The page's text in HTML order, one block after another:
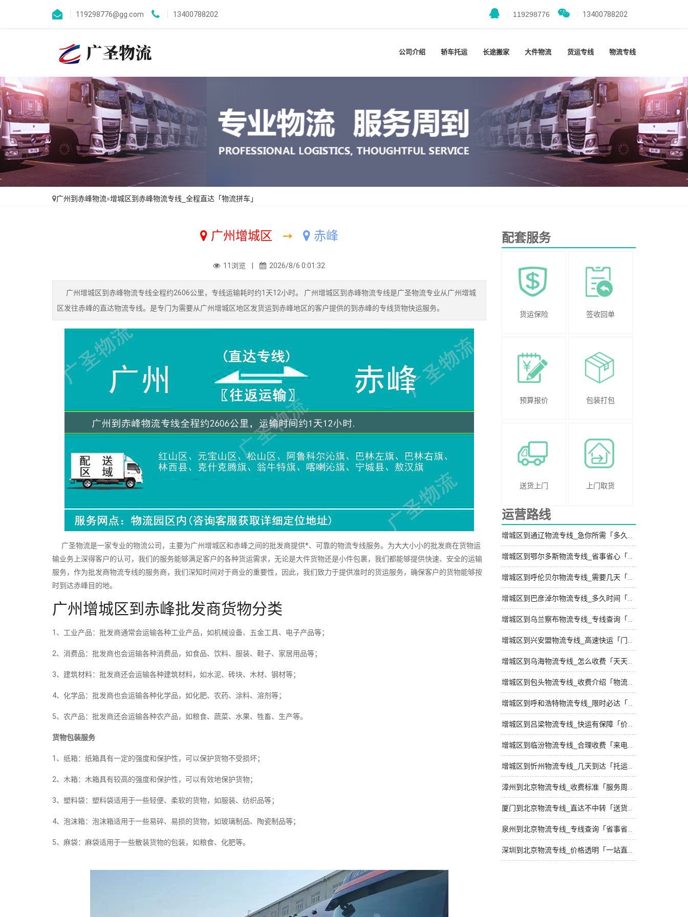
119298776@gg.com 13400788202 119298776 13400788202
公司介绍 轿车托运 长途搬家 大件物流 货运专线 物流专线
广州到赤峰物流»增城区到赤峰物流专线_全程直达「物流拼车」
广州增城区 ➙ 赤峰
11浏览 | 2026/8/6 0:01:32
广州增城区到赤峰物流专线全程约2606公里，专线运输耗时约1天12小时。 广州增城区到赤峰物流专线是广圣物流专业从广州增城
区发往赤峰的直达物流专线。是专门为需要从广州增城区地区发货运到赤峰地区的客户提供的到赤峰的专线货物快运服务。
广圣物流是一家专业的物流公司，主要为广州增城区和赤峰之间的批发商提供*、可靠的物流专线服务。为大大小小的批发商在货物运
输业务上深得客户的认可，我们的服务能够满足客户的各种货运需求，无论是大件货物还是小件包裹，我们都能够提供快速、安全的运输
服务，作为批发商物流专线的服务商，我们深知时间对于商业的重要性，因此，我们致力于提供准时的货运服务，确保客户的货物能够按
时到达赤峰目的地。
广州增城区到赤峰批发商货物分类
1、工业产品：批发商通常会运输各种工业产品，如机械设备、五金工具、电子产品等；
2、消费品：批发商也会运输各种消费品，如食品、饮料、服装、鞋子、家居用品等；
3、建筑材料：批发商还会运输各种建筑材料，如水泥、砖块、木材、钢材等；
4、化学品：批发商也会运输各种化学品，如化肥、农药、涂料、溶剂等；
5、农产品：批发商还会运输各种农产品，如粮食、蔬菜、水果、牲畜、生产等。
货物包装服务
1、纸箱：纸箱具有一定的强度和保护性，可以保护货物不受损坏；
2、木箱：木箱具有较高的强度和保护性，可以有效地保护货物；
3、塑料袋：塑料袋适用于一些轻便、柔软的货物，如服装、纺织品等；
4、泡沫箱：泡沫箱适用于一些易碎、易损的货物，如玻璃制品、陶瓷制品等；
5、麻袋：麻袋适用于一些散装货物的包装，如粮食、化肥等。
配套服务
货运保险 签收回单
预算报价 包装打包
送货上门 上门取货
运营路线
增城区到通辽物流专线_急你所需「多久时间」
增城区到鄂尔多斯物流专线_省事省心「运费多少」
增城区到呼伦贝尔物流专线_需要几天「诚信经营」
增城区到巴彦淖尔物流专线_多久时间「全境派送」
增城区到乌兰察布物流专线_专线查询「专业调车」
增城区到兴安盟物流专线_高速快运「门到门配送」
增城区到乌海物流专线_怎么收费「天天发车」
增城区到包头物流专线_收费介绍「物流拼车」
增城区到呼和浩特物流专线_限时必达「多少一方」
增城区到吕梁物流专线_快运有保障「价位合理」
增城区到临汾物流专线_合理收费「来电咨询」
增城区到忻州物流专线_几天到达「托运省心」
漳州到北京物流专线_收费标准「服务周到」
厦门到北京物流专线_直达不中转「送货到门」
泉州到北京物流专线_专线查询「省事省心」
深圳到北京物流专线_价格透明「一站直达」